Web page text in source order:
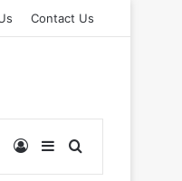
Contact Us
Log InSidebarSearch for